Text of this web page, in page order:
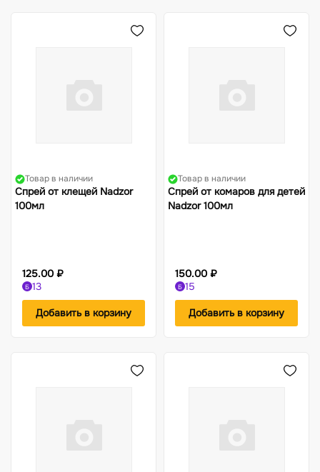
Товар в наличии
Спрей от клещей Nadzor
100мл
125.00 ₽
Б 13
Добавить в корзину
Товар в наличии
Спрей от комаров для детей
Nadzor 100мл
150.00 ₽
Б 15
Добавить в корзину